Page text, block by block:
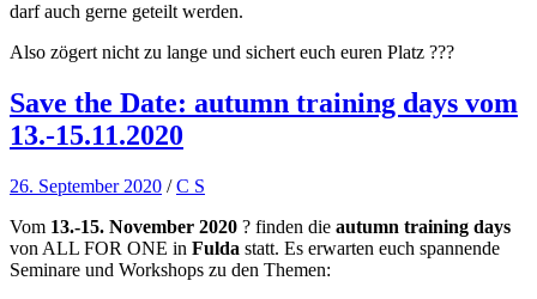
darf auch gerne geteilt werden.
Also zögert nicht zu lange und sichert euch euren Platz ???
Save the Date: autumn training days vom
13.-15.11.2020
26. September 2020 /C S
Vom 13.-15. November 2020 ?️ finden die autumn training days
von ALL FOR ONE in Fulda statt. Es erwarten euch spannende
Seminare und Workshops zu den Themen: